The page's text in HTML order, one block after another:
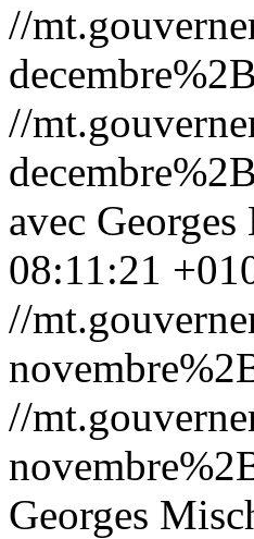
//
//
avec
08:11:21
//
//
Georges